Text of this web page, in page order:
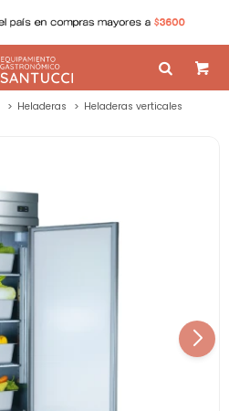
Heladeras Heladeras verticales